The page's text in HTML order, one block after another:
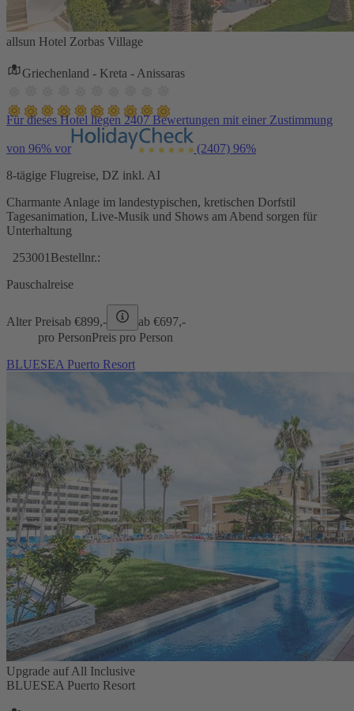
allsun Hotel Zorbas Village
Griechenland - Kreta - Anissaras
Für dieses Hotel liegen 2407 Bewertungen mit einer Zustimmung
von 96% vor (2407) 96%
8-tägige Flugreise, DZ inkl. AI
Charmante Anlage im landestypischen, kretischen Dorfstil
Tagesanimation, Live-Musik und Shows am Abend sorgen für
Unterhaltung
253001 Bestellnr.:
Pauschalreise
Alter Preisab €899,- ab €697,-
pro PersonPreis pro Person
BLUESEA Puerto Resort
Upgrade auf All Inclusive
BLUESEA Puerto Resort